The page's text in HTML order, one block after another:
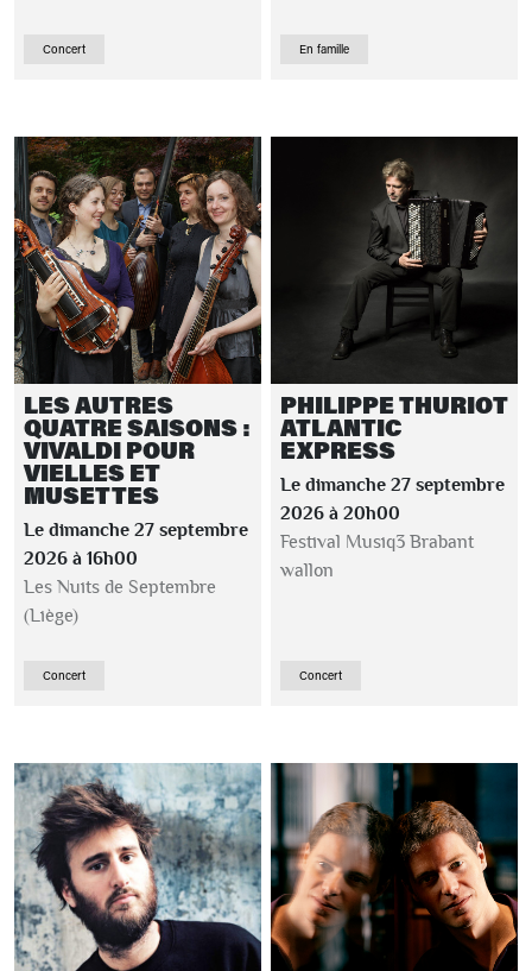
Concert En famille
LES AUTRES
QUATRE SAISONS :
VIVALDI POUR
VIELLES ET
MUSETTES
Le dimanche 27 septembre
2026 à 16h00
Les Nuits de Septembre
(Liège)
Concert
PHILIPPE THURIOT
ATLANTIC
EXPRESS
Le dimanche 27 septembre
2026 à 20h00
Festival Musiq3 Brabant
wallon
Concert